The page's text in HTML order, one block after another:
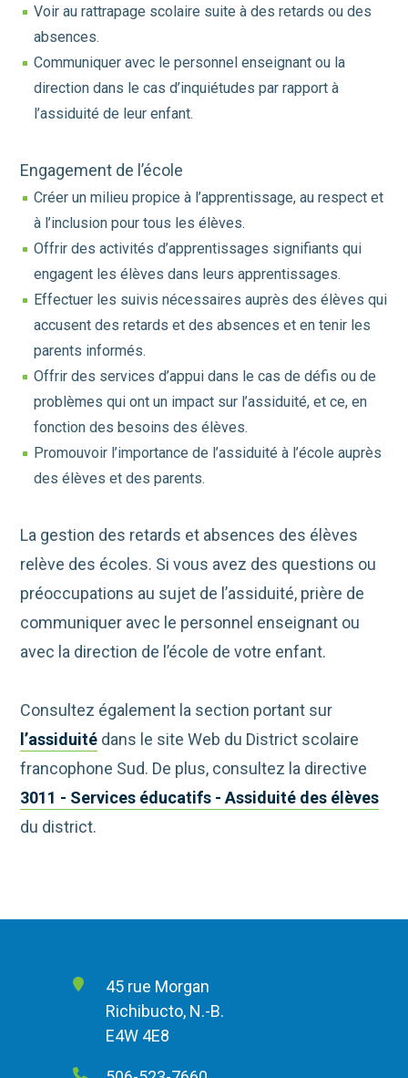
Voir au rattrapage scolaire suite à des retards ou des
absences.
Communiquer avec le personnel enseignant ou la
direction dans le cas d’inquiétudes par rapport à
l’assiduité de leur enfant.
Engagement de l’école
Créer un milieu propice à l’apprentissage, au respect et
à l’inclusion pour tous les élèves.
Offrir des activités d’apprentissages signifiants qui
engagent les élèves dans leurs apprentissages.
Effectuer les suivis nécessaires auprès des élèves qui
accusent des retards et des absences et en tenir les
parents informés.
Offrir des services d’appui dans le cas de défis ou de
problèmes qui ont un impact sur l’assiduité, et ce, en
fonction des besoins des élèves.
Promouvoir l’importance de l’assiduité à l’école auprès
des élèves et des parents.
La gestion des retards et absences des élèves
relève des écoles. Si vous avez des questions ou
préoccupations au sujet de l’assiduité, prière de
communiquer avec le personnel enseignant ou
avec la direction de l’école de votre enfant.
Consultez également la section portant sur
l’assiduité dans le site Web du District scolaire
francophone Sud. De plus, consultez la directive
3011 - Services éducatifs - Assiduité des élèves
du district.
45 rue Morgan
Richibucto, N.-B.
E4W 4E8